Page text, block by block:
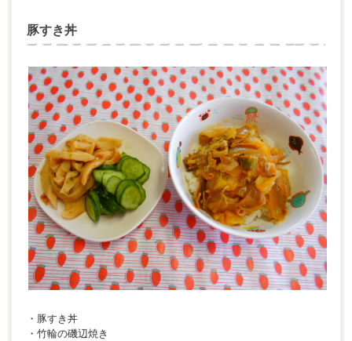
豚すき丼
・豚すき丼
・竹輪の磯辺焼き